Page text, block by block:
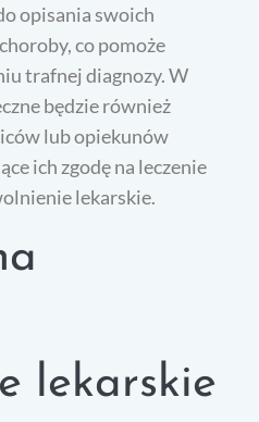
opisania swoich
co pomoże
trafnej diagnozy. W
będzie również
lub opiekunów
ich zgodę na leczenie
lekarskie.
lekarskie